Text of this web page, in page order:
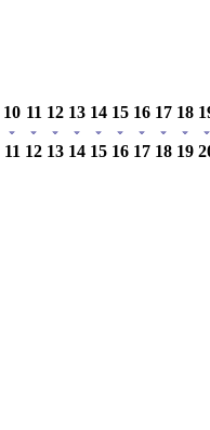
10
11
11
12
12
13
13
14
14
15
15
16
16
17
17
18
18
19